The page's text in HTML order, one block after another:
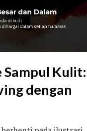
Sampul Kulit:
dengan